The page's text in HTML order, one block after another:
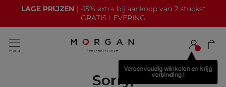
LAGE PRIJZEN | -15% extra bij aankoop van 2 stucks*
GRATIS LEVERING
Vereenvoudig winkelen en krijg
verbinding !
Sorry,